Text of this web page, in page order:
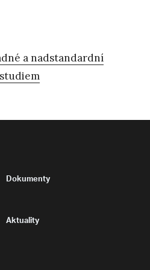
a nadstandardní
Dokumenty
Aktuality